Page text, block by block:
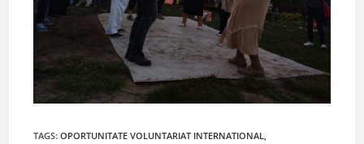
TAGS:OPORTUNITATE VOLUNTARIAT INTERNATIONAL